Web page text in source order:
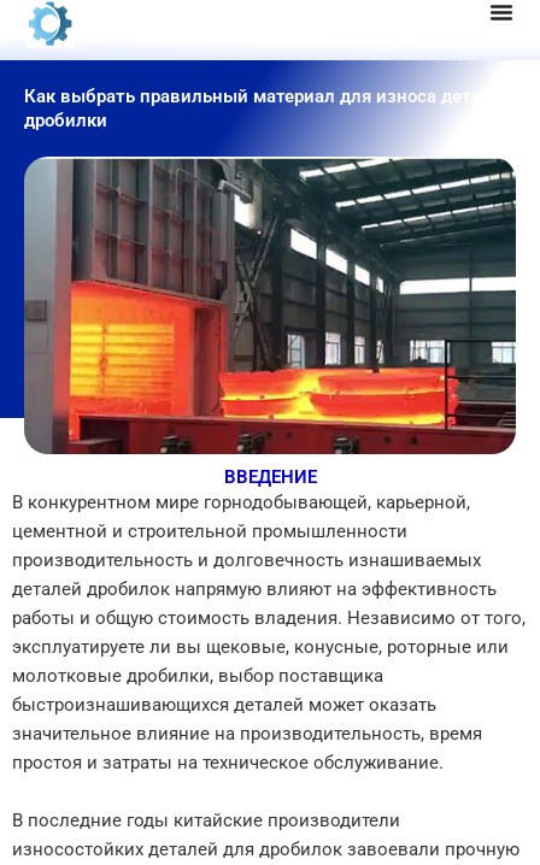
Перейти
Как выбрать правильный материал для износа деталей
дробилки
ВВЕДЕНИЕ
В конкурентном мире горнодобывающей, карьерной,
цементной и строительной промышленности
производительность и долговечность изнашиваемых
деталей дробилок напрямую влияют на эффективность
работы и общую стоимость владения. Независимо от того,
эксплуатируете ли вы щековые, конусные, роторные или
молотковые дробилки, выбор поставщика
быстроизнашивающихся деталей может оказать
значительное влияние на производительность, время
простоя и затраты на техническое обслуживание.
В последние годы китайские производители
износостойких деталей для дробилок завоевали прочную